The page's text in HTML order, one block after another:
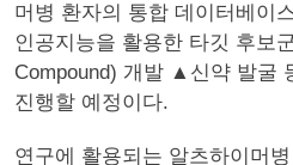
머병 환자의 통합 데이터베이
인공지능을 활용한 타깃 후보
Compound) 개발 ▲신약 발굴
진행할 예정이다.
연구에 활용되는 알츠하이머